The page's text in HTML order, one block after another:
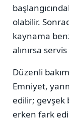
olabilir.
kaynama
alınırsa
Düzenli
Emniyet,
edilir; gevşek
erken fark